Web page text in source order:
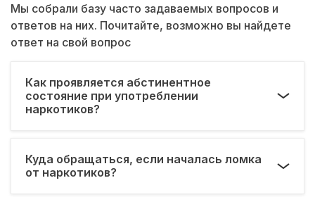
Мы собрали базу часто задаваемых вопросов и
ответов на них. Почитайте, возможно вы найдете
ответ на свой вопрос
Как проявляется абстинентное
состояние при употреблении
наркотиков?
Куда обращаться, если началась ломка
от наркотиков?